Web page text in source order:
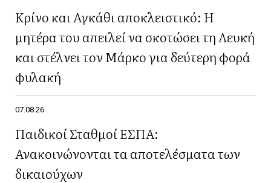
Κρίνο και Αγκάθι αποκλειστικό: Η
μητέρα του απειλεί να σκοτώσει τη Λευκή
και στέλνει τον Μάρκο για δεύτερη φορά
φυλακή
07.08.26
Παιδικοί Σταθμοί ΕΣΠΑ:
Ανακοινώνονται τα αποτελέσματα των
δικαιούχων